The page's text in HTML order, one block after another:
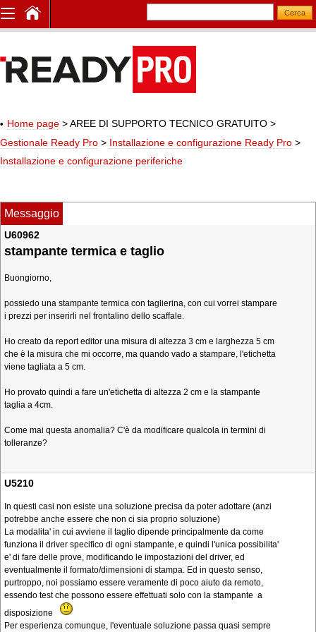
Home page > AREE DI SUPPORTO TECNICO GRATUITO >
Gestionale Ready Pro > Installazione e configurazione Ready Pro >
Installazione e configurazione periferiche
Messaggio
U60962
stampante termica e taglio
Buongiorno,
possiedo una stampante termica con taglierina, con cui vorrei stampare
i prezzi per inserirli nel frontalino dello scaffale.
Ho creato da report editor una misura di altezza 3 cm e larghezza 5 cm
che è la misura che mi occorre, ma quando vado a stampare, l'etichetta
viene tagliata a 5 cm.
Ho provato quindi a fare un'etichetta di altezza 2 cm e la stampante
taglia a 4cm.
Come mai questa anomalia? C'è da modificare qualcola in termini di
tolleranze?
U5210
In questi casi non esiste una soluzione precisa da poter adottare (anzi
potrebbe anche essere che non ci sia proprio soluzione)
La modalita' in cui avviene il taglio dipende principalmente da come
funziona il driver specifico di ogni stampante, e quindi l'unica possibilita'
e' di fare delle prove, modificando le impostazioni del driver, ed
eventualmente il formato/dimensioni di stampa. Ed in questo senso,
purtroppo, noi possiamo essere veramente di poco aiuto da remoto,
essendo test che possono essere effettuati solo con la stampante a
disposizione
Per esperienza comunque, l'eventuale soluzione passa quasi sempre